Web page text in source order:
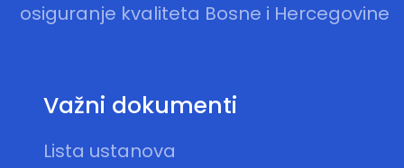
osiguranje kvaliteta Bosne i Hercegovine
Važni dokumenti
Lista ustanova